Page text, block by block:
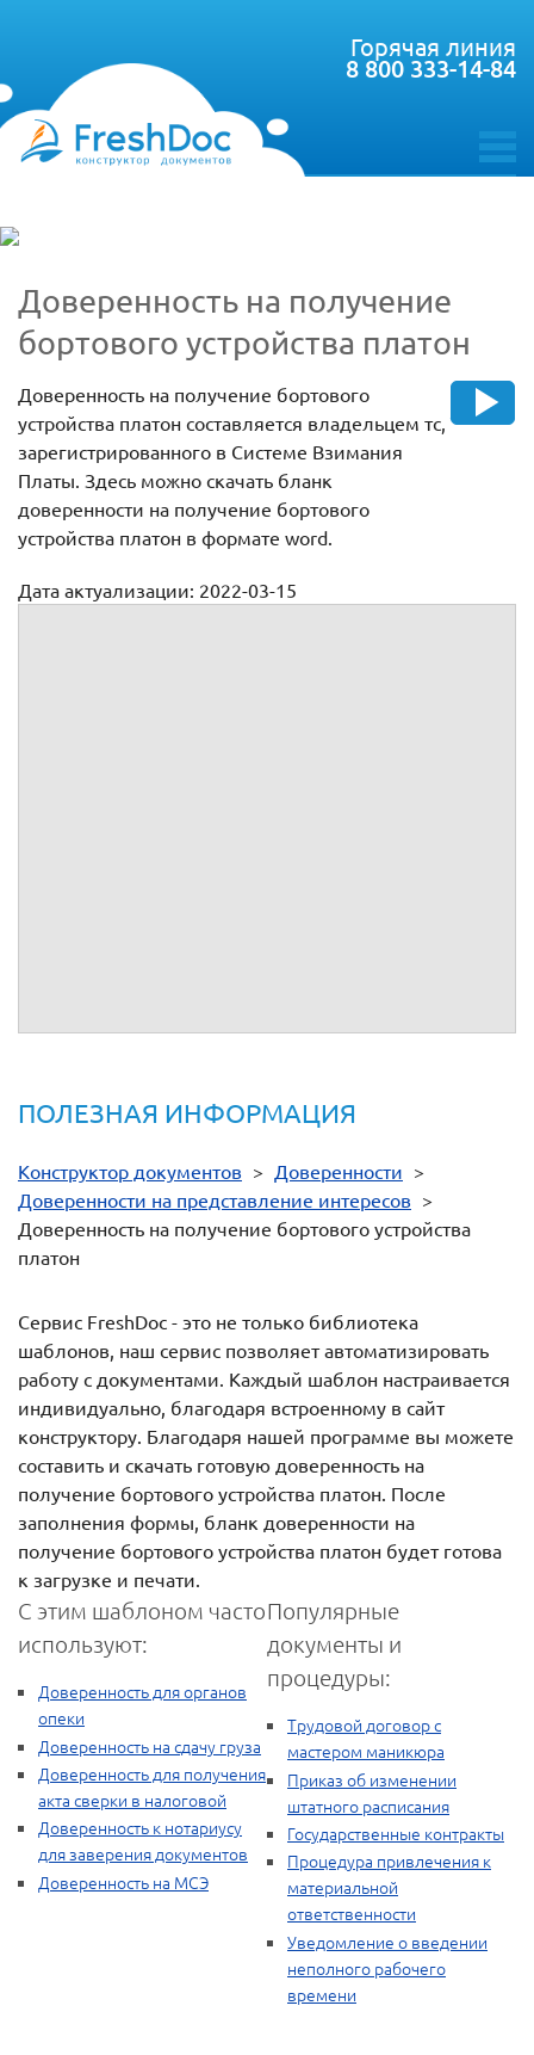
toggle
Горячая линия
8 800 333-14-84
Доверенность на получение
бортового устройства платон
Доверенность на получение бортового
устройства платон составляется владельцем тс,
зарегистрированного в Системе Взимания
Платы. Здесь можно скачать бланк
доверенности на получение бортового
устройства платон в формате word.
Дата актуализации: 2022-03-15
ПОЛЕЗНАЯ ИНФОРМАЦИЯ
Конструктор документов > Доверенности >
Доверенности на представление интересов >
Доверенность на получение бортового устройства
платон
Сервис FreshDoc - это не только библиотека
шаблонов, наш сервис позволяет автоматизировать
работу с документами. Каждый шаблон настраивается
индивидуально, благодаря встроенному в сайт
конструктору. Благодаря нашей программе вы можете
составить и скачать готовую доверенность на
получение бортового устройства платон. После
заполнения формы, бланк доверенности на
получение бортового устройства платон будет готова
к загрузке и печати.
С этим шаблоном часто
используют:
Доверенность для органов
опеки
Доверенность на сдачу груза
Доверенность для получения
акта сверки в налоговой
Доверенность к нотариусу
для заверения документов
Доверенность на МСЭ
Популярные
документы и
процедуры:
Трудовой договор с
мастером маникюра
Приказ об изменении
штатного расписания
Государственные контракты
Процедура привлечения к
материальной
ответственности
Уведомление о введении
неполного рабочего
времени